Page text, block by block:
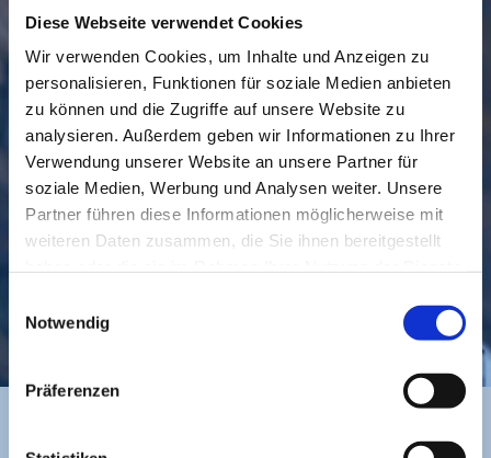
Diese Webseite verwendet Cookies
Wir verwenden Cookies, um Inhalte und Anzeigen zu
personalisieren, Funktionen für soziale Medien anbieten
zu können und die Zugriffe auf unsere Website zu
analysieren. Außerdem geben wir Informationen zu Ihrer
Verwendung unserer Website an unsere Partner für
soziale Medien, Werbung und Analysen weiter. Unsere
Partner führen diese Informationen möglicherweise mit
weiteren Daten zusammen, die Sie ihnen bereitgestellt
Notwendig
Präferenzen
GEMEINDE BESUCHEN